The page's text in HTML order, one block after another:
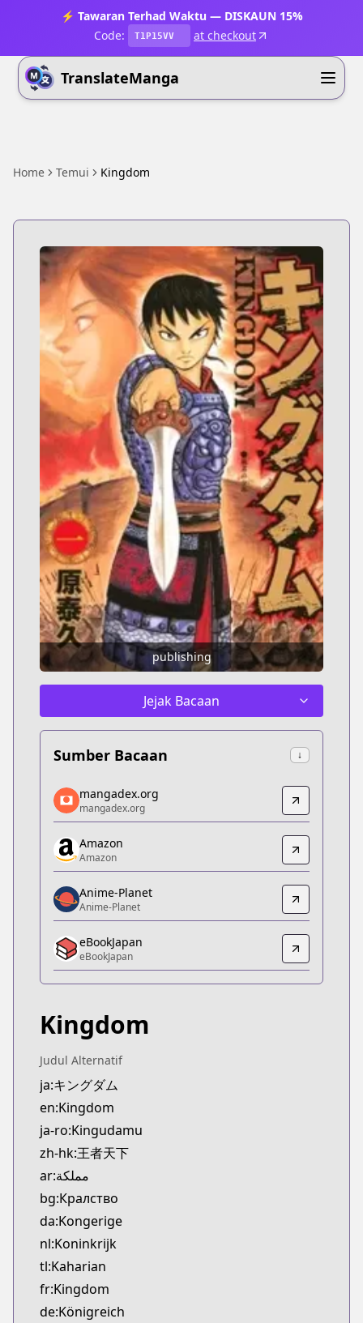
⚡ Tawaran Terhad Waktu — DISKAUN 15%
Code:
T1P15VV at checkout
TranslateManga
Home Temui Kingdom
publishing
Jejak Bacaan
Sumber Bacaan ↓
mangadex.org
mangadex.org
https://mangadex.org/title/077a3fed-1634-424f-
Amazon
Amazon
https://www.amazon.co.jp/dp/B07GX5ZWRX
Anime-Planet
Anime-Planet
https://www.anime-planet.com/manga/kingdom
eBookJapan
eBookJapan
Official Raw
Official Raw
https://youngjump.jp/kingdom
Kitsu
Kitsu
https://kitsu.app/manga/3480
CDJapan
CDJapan
https://www.anime-planet.com/manga/https://
MangaUpdates
MangaUpdates
https://www.mangaupdates.com/
Book☆Walker
Book☆Walker
https://bookwalker.jp/series/12466
Official Site
mangadex.org
mangadex.org
Amazon
Amazon
Anime-Planet
Anime-Planet
eBookJapan
eBookJapan
Kingdom
Judul Alternatif
ja:キングダム
en:Kingdom
ja-ro:Kingudamu
zh-hk:王者天下
ar:مملكة
bg:Кралство
da:Kongerige
nl:Koninkrijk
tl:Kaharian
fr:Kingdom
de:Königreich